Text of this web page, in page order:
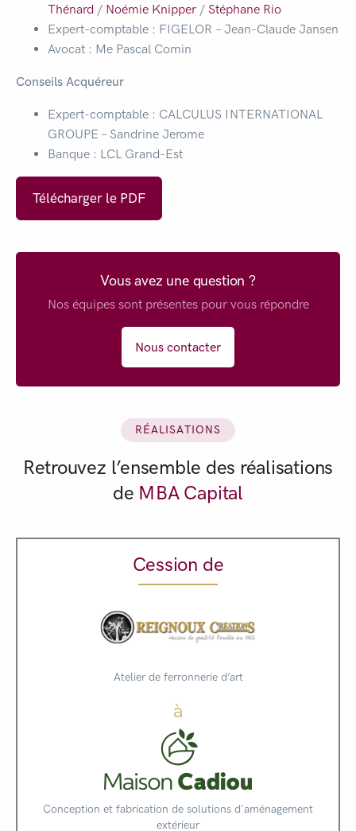
Thénard / Noémie Knipper / Stéphane Rio
Expert-comptable : FIGELOR – Jean-Claude Jansen
Avocat : Me Pascal Comin
Conseils Acquéreur
Expert-comptable : CALCULUS INTERNATIONAL
GROUPE – Sandrine Jerome
Banque : LCL Grand-Est
Télécharger le PDF
Vous avez une question ?
Nos équipes sont présentes pour vous répondre
Nous contacter
RÉALISATIONS
Retrouvez l’ensemble des réalisations
de MBA Capital
Cession de
Atelier de ferronnerie d’art
à
Conception et fabrication de solutions d'aménagement
extérieur